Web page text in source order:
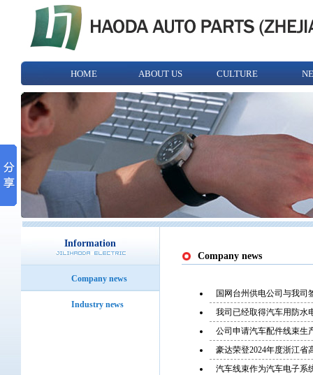
HOME ABOUT US CULTURE
Information
Company news
Industry news
Company news
国网台州供电公司与我司
我司已经取得汽车用防水
公司申请汽车配件线束生
豪达荣登2024年度浙江省
汽车线束作为汽车电子系